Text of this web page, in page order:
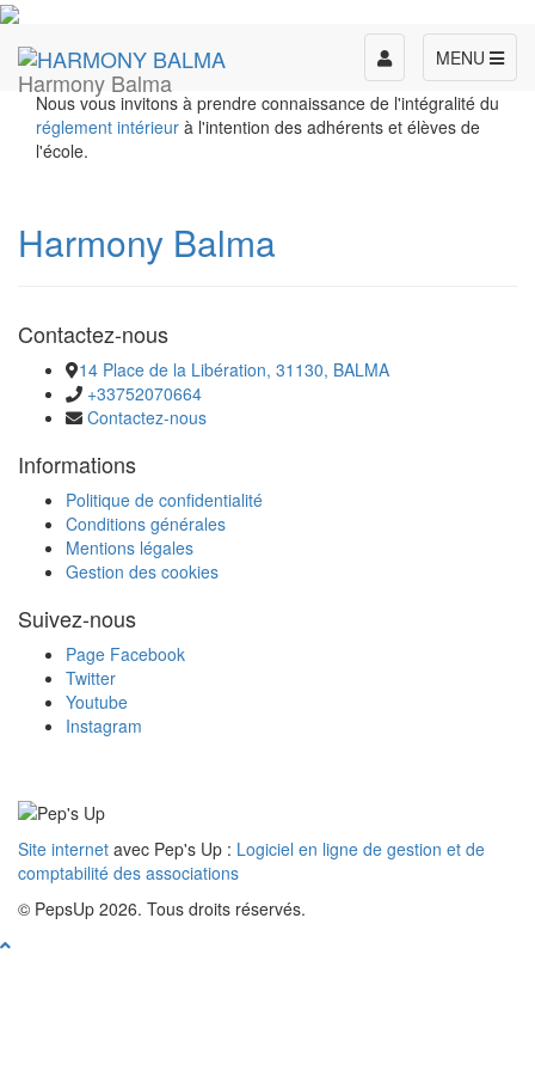
Harmony Balma
MENU
Toggle
navigation
Nous vous invitons à prendre connaissance de l'intégralité du
réglement intérieur à l'intention des adhérents et élèves de
l'école.
Harmony Balma
Contactez-nous
​​​​​​​14 Place de la Libération, 31130, BALMA
+33752070664
Contactez-nous
Informations
Politique de confidentialité
Conditions générales
Mentions légales
Gestion des cookies
Suivez-nous
Page Facebook
Twitter
Youtube
Instagram
Site internet avec Pep's Up : Logiciel en ligne de gestion et de
comptabilité des associations
© PepsUp 2026. Tous droits réservés.